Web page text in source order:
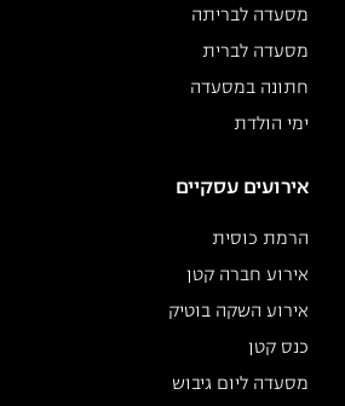
מסעדה לבריתה
מסעדה לברית
חתונה במסעדה
ימי הולדת
אירועים עסקיים
הרמת כוסית
אירוע חברה קטן
אירוע השקה בוטיק
כנס קטן
מסעדה ליום גיבוש